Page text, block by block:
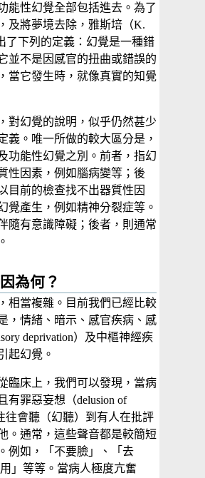
能性幻覺全部包括進去。為了
及將夢境去除，雅斯培（K.
了下列的定義：幻覺是一種錯
並不是因感官的扭曲或錯誤的
當它發生時，就像真實的知覺
對幻覺的說明，似乎仍然甚少
義。唯一所做的較大區分是，
功能性幻覺之別。前者，指幻
性因素，例如腦病變等；後
目前的檢查找不出器質性因
覺產生，例如精神分裂症等。
隨有意識障礙；後者，則通常
為何？
相當複雜。目前我們已經比較
，情緒、暗示、感官疾病、感
deprivation）及中樞神經疾
起幻覺。
臨床上，我們可以發現，當病
有罪惡妄想（delusion of
往會聽（幻聽）到有人在批評
。通常，這些聲音都是較簡短
例如，「不要臉」、「去
」等等。當病人極度亢奮